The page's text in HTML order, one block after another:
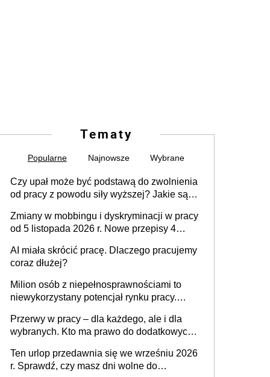
Tematy
Popularne Najnowsze Wybrane
Czy upał może być podstawą do zwolnienia
od pracy z powodu siły wyższej? Jakie są
Zmiany w mobbingu i dyskryminacji w pracy
od 5 listopada 2026 r. Nowe przepisy 4
Ustaw
AI miała skrócić pracę. Dlaczego pracujemy
coraz dłużej?
Milion osób z niepełnosprawnościami to
niewykorzystany potencjał rynku pracy.
dofinansowań czy refundacji, ale bariery po
stronie systemu i świadomości
pracodawców [WYWIAD]
Przerwy w pracy – dla każdego, ale i dla
wybranych. Kto ma prawo do dodatkowych
Ten urlop przedawnia się we wrześniu 2026
r. Sprawdź, czy masz dni wolne do